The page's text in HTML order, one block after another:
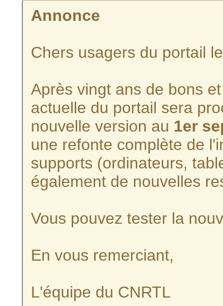
Annonce
Chers usagers du portail
Après vingt ans de bons
actuelle du portail sera
nouvelle version au 1er
une refonte complète de
supports (ordinateurs,
également de nouvelles
Vous pouvez tester la
En vous remerciant,
L'équipe du CNRTL